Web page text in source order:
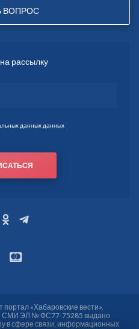
ВОПРОС
рассылку
данных данных
«Хабаровские вести».
СМИ ЭЛ № ФС77-75285 выдано
в сфере связи, информационных